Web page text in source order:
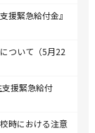
援緊急給付金』
ついて（5月22
支援緊急給付
時における注意